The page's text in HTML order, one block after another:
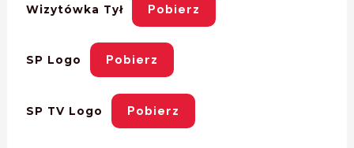
Wizytówka Tył Pobierz
SP Logo Pobierz
SP TV Logo Pobierz